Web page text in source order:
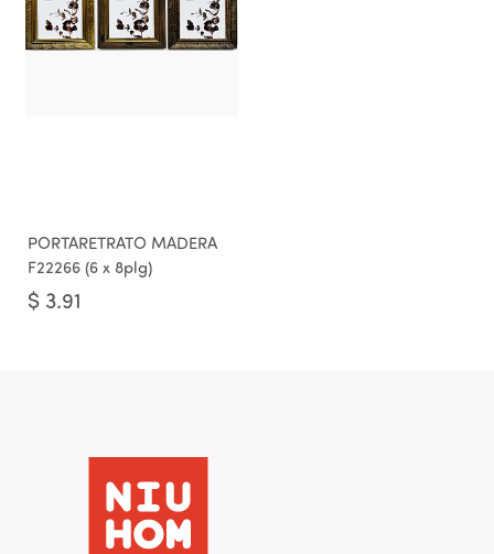
PORTARETRATO MADERA
F22266 (6 x 8plg)
$ 3.91